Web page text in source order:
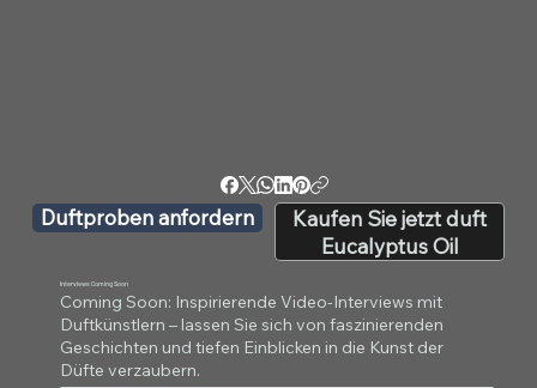
Duftproben anfordern
Kaufen Sie jetzt duft
Eucalyptus Oil
Interviews Coming Soon
Coming Soon: Inspirierende Video-Interviews mit
Duftkünstlern – lassen Sie sich von faszinierenden
Geschichten und tiefen Einblicken in die Kunst der
Düfte verzaubern.